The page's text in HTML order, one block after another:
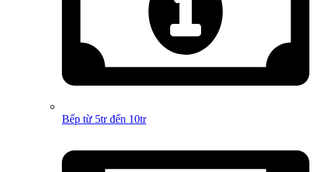
Bếp từ 5tr đến 10tr